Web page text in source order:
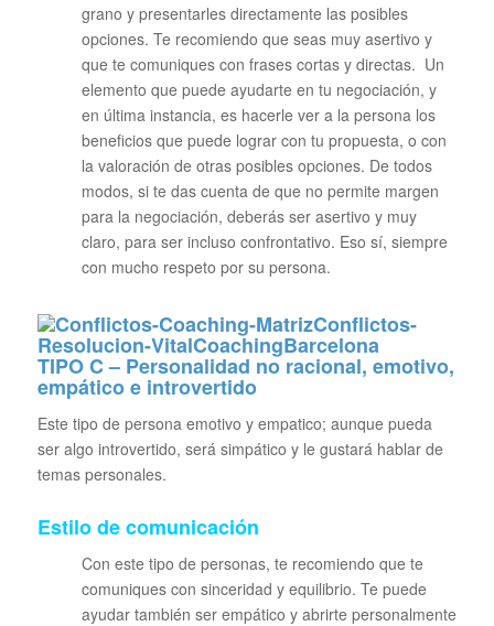
grano y presentarles directamente las posibles
opciones. Te recomiendo que seas muy asertivo y
que te comuniques con frases cortas y directas. Un
elemento que puede ayudarte en tu negociación, y
en última instancia, es hacerle ver a la persona los
beneficios que puede lograr con tu propuesta, o con
la valoración de otras posibles opciones. De todos
modos, si te das cuenta de que no permite margen
para la negociación, deberás ser asertivo y muy
claro, para ser incluso confrontativo. Eso sí, siempre
con mucho respeto por su persona.
TIPO C – Personalidad no racional, emotivo,
empático e introvertido
Este tipo de persona emotivo y empatico; aunque pueda
ser algo introvertido, será simpático y le gustará hablar de
temas personales.
Estilo de comunicación
Con este tipo de personas, te recomiendo que te
comuniques con sinceridad y equilibrio. Te puede
ayudar también ser empático y abrirte personalmente